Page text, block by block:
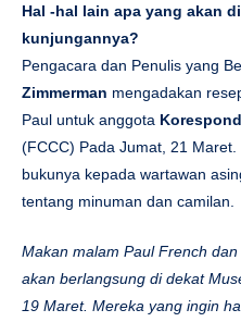
Hal -hal lain apa yang akan
kunjungannya?
Pengacara dan Penulis yang
Zimmerman mengadakan
Paul untuk anggota
(FCCC) Pada Jumat, 21
bukunya kepada wartawan
tentang minuman dan camilan.
Makan malam Paul French
akan berlangsung di dekat
19 Maret. Mereka yang ingin